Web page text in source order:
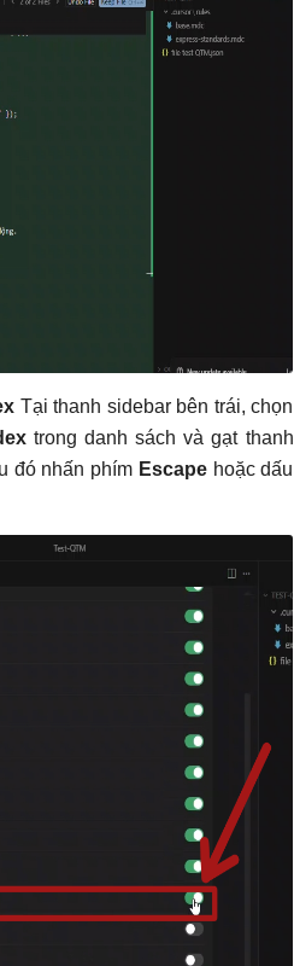
Tại thanh sidebar bên trái, chọn
trong danh sách và gạt thanh
đó nhấn phím Escapehoặc dấu